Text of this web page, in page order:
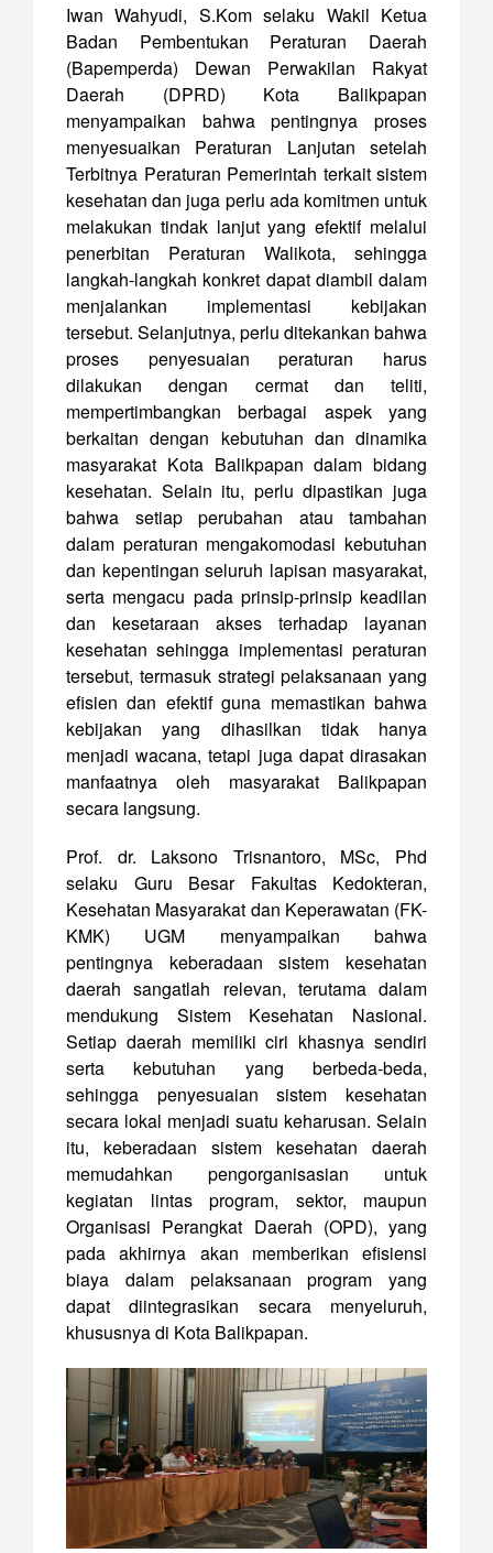
Iwan Wahyudi, S.Kom selaku Wakil Ketua
Badan Pembentukan Peraturan Daerah
(Bapemperda) Dewan Perwakilan Rakyat
Daerah (DPRD) Kota Balikpapan
menyampaikan bahwa pentingnya proses
menyesuaikan Peraturan Lanjutan setelah
Terbitnya Peraturan Pemerintah terkait sistem
kesehatan dan juga perlu ada komitmen untuk
melakukan tindak lanjut yang efektif melalui
penerbitan Peraturan Walikota, sehingga
langkah-langkah konkret dapat diambil dalam
menjalankan implementasi kebijakan
tersebut. Selanjutnya, perlu ditekankan bahwa
proses penyesuaian peraturan harus
dilakukan dengan cermat dan teliti,
mempertimbangkan berbagai aspek yang
berkaitan dengan kebutuhan dan dinamika
masyarakat Kota Balikpapan dalam bidang
kesehatan. Selain itu, perlu dipastikan juga
bahwa setiap perubahan atau tambahan
dalam peraturan mengakomodasi kebutuhan
dan kepentingan seluruh lapisan masyarakat,
serta mengacu pada prinsip-prinsip keadilan
dan kesetaraan akses terhadap layanan
kesehatan sehingga implementasi peraturan
tersebut, termasuk strategi pelaksanaan yang
efisien dan efektif guna memastikan bahwa
kebijakan yang dihasilkan tidak hanya
menjadi wacana, tetapi juga dapat dirasakan
manfaatnya oleh masyarakat Balikpapan
secara langsung.
Prof. dr. Laksono Trisnantoro, MSc, Phd
selaku Guru Besar Fakultas Kedokteran,
Kesehatan Masyarakat dan Keperawatan (FK-
KMK) UGM menyampaikan bahwa
pentingnya keberadaan sistem kesehatan
daerah sangatlah relevan, terutama dalam
mendukung Sistem Kesehatan Nasional.
Setiap daerah memiliki ciri khasnya sendiri
serta kebutuhan yang berbeda-beda,
sehingga penyesuaian sistem kesehatan
secara lokal menjadi suatu keharusan. Selain
itu, keberadaan sistem kesehatan daerah
memudahkan pengorganisasian untuk
kegiatan lintas program, sektor, maupun
Organisasi Perangkat Daerah (OPD), yang
pada akhirnya akan memberikan efisiensi
biaya dalam pelaksanaan program yang
dapat diintegrasikan secara menyeluruh,
khususnya di Kota Balikpapan.